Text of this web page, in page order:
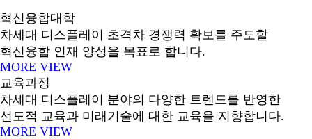
혁신융합대학
차세대 디스플레이 초격차 경쟁력 확보를 주도할
혁신융합 인재 양성을 목표로 합니다.
MORE VIEW
교육과정
차세대 디스플레이 분야의 다양한 트렌드를 반영한
선도적 교육과 미래기술에 대한 교육을 지향합니다.
MORE VIEW